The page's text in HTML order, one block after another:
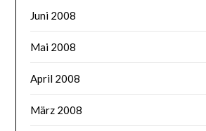
Juni 2008
Mai 2008
April 2008
März 2008